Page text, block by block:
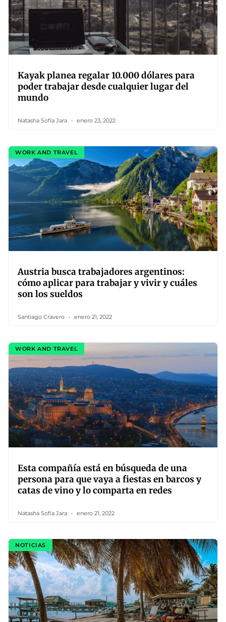
Kayak planea regalar 10.000 dólares para
poder trabajar desde cualquier lugar del
mundo
Natasha Sofía Jara enero 23, 2022
WORK AND TRAVEL
Austria busca trabajadores argentinos:
cómo aplicar para trabajar y vivir y cuáles
son los sueldos
Santiago Cravero enero 21, 2022
WORK AND TRAVEL
Esta compañía está en búsqueda de una
persona para que vaya a fiestas en barcos y
catas de vino y lo comparta en redes
Natasha Sofía Jara enero 21, 2022
NOTICIAS